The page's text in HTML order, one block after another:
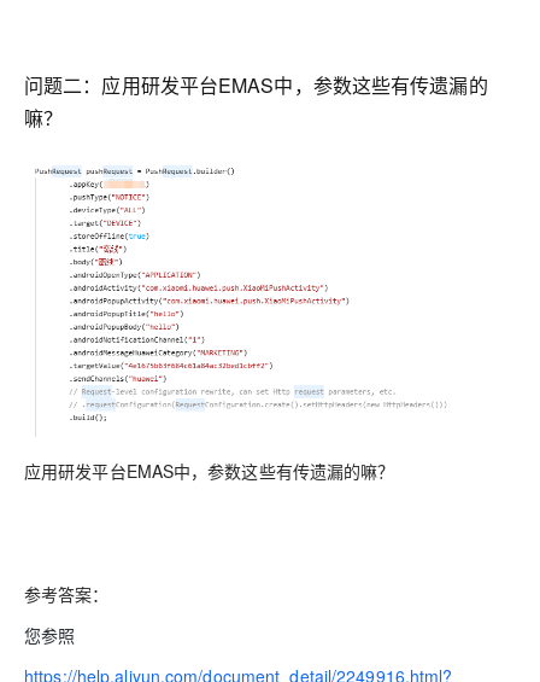
问题二： 应用研发平台EMAS中，参数这些有传遗漏的
嘛？
应用研发平台EMAS中，参数这些有传遗漏的嘛？
参考答案：
您参照
https://help.aliyun.com/document_detail/2249916.html?